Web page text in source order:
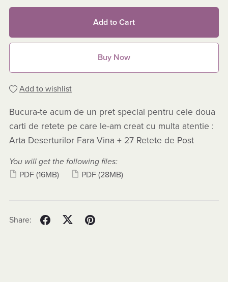
Add to Cart
Buy Now
Add to wishlist
Bucura-te acum de un pret special pentru cele doua
carti de retete pe care le-am creat cu multa atentie :
Arta Deserturilor Fara Vina + 27 Retete de Post
You will get the following files:
PDF (16MB) PDF (28MB)
Share: